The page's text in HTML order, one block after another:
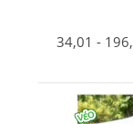
34,01 -